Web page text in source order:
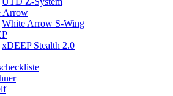
Arrow
White Arrow S-Wing
xDEEP Stealth 2.0